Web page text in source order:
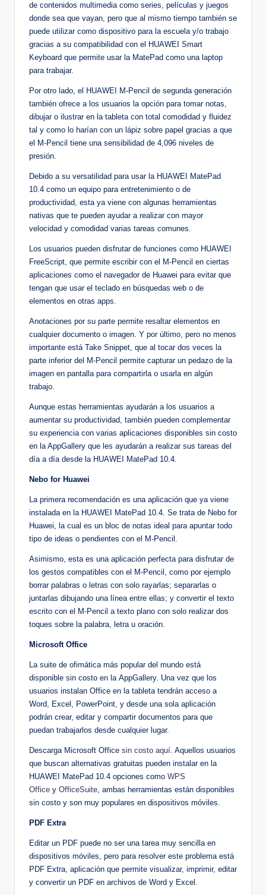
de contenidos multimedia como series, películas y juegos
donde sea que vayan, pero que al mismo tiempo también se
puede utilizar como dispositivo para la escuela y/o trabajo
gracias a su compatibilidad con el HUAWEI Smart
Keyboard que permite usar la MatePad como una laptop
para trabajar.
Por otro lado, el HUAWEI M-Pencil de segunda generación
también ofrece a los usuarios la opción para tomar notas,
dibujar o ilustrar en la tableta con total comodidad y fluidez
tal y como lo harían con un lápiz sobre papel gracias a que
el M-Pencil tiene una sensibilidad de 4,096 niveles de
presión.
Debido a su versatilidad para usar la HUAWEI MatePad
10.4 como un equipo para entretenimiento o de
productividad, esta ya viene con algunas herramientas
nativas que te pueden ayudar a realizar con mayor
velocidad y comodidad varias tareas comunes.
Los usuarios pueden disfrutar de funciones como HUAWEI
FreeScript, que permite escribir con el M-Pencil en ciertas
aplicaciones como el navegador de Huawei para evitar que
tengan que usar el teclado en búsquedas web o de
elementos en otras apps.
Anotaciones por su parte permite resaltar elementos en
cualquier documento o imagen. Y por último, pero no menos
importante está Take Snippet, que al tocar dos veces la
parte inferior del M-Pencil permite capturar un pedazo de la
imagen en pantalla para compartirla o usarla en algún
trabajo.
Aunque estas herramientas ayudarán a los usuarios a
aumentar su productividad, también pueden complementar
su experiencia con varias aplicaciones disponibles sin costo
en la AppGallery que les ayudarán a realizar sus tareas del
día a día desde la HUAWEI MatePad 10.4.
Nebo for Huawei
La primera recomendación es una aplicación que ya viene
instalada en la HUAWEI MatePad 10.4. Se trata de Nebo for
Huawei, la cual es un bloc de notas ideal para apuntar todo
tipo de ideas o pendientes con el M-Pencil.
Asimismo, esta es una aplicación perfecta para disfrutar de
los gestos compatibles con el M-Pencil, como por ejemplo
borrar palabras o letras con solo rayarlas; separarlas o
juntarlas dibujando una línea entre ellas; y convertir el texto
escrito con el M-Pencil a texto plano con solo realizar dos
toques sobre la palabra, letra u oración.
Microsoft Office
La suite de ofimática más popular del mundo está
disponible sin costo en la AppGallery. Una vez que los
usuarios instalan Office en la tableta tendrán acceso a
Word, Excel, PowerPoint, y desde una sola aplicación
podrán crear, editar y compartir documentos para que
puedan trabajarlos desde cualquier lugar.
Descarga Microsoft Office sin costo aquí. Aquellos usuarios
que buscan alternativas gratuitas pueden instalar en la
HUAWEI MatePad 10.4 opciones como WPS
Office y OfficeSuite, ambas herramientas están disponibles
sin costo y son muy populares en dispositivos móviles.
PDF Extra
Editar un PDF puede no ser una tarea muy sencilla en
dispositivos móviles, pero para resolver este problema está
PDF Extra, aplicación que permite visualizar, imprimir, editar
y convertir un PDF en archivos de Word y Excel.